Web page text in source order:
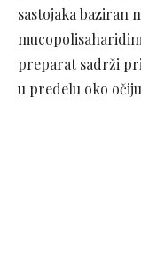
sastojaka baziran
preparat sadrži
u predelu oko